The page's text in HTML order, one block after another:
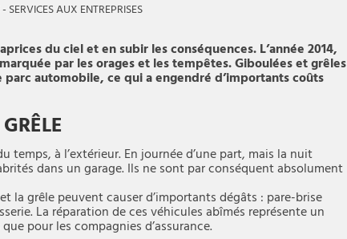
- SERVICES AUX ENTREPRISES
du ciel et en subir les conséquences. L’année 2014,
par les orages et les tempêtes. Giboulées et grêles
automobile, ce qui a engendré d’importants coûts
à l’extérieur. En journée d’une part, mais la nuit
dans un garage. Ils ne sont par conséquent absolument
la grêle peuvent causer d’importants dégâts : pare-brise
La réparation de ces véhicules abîmés représente un
pour les compagnies d’assurance.